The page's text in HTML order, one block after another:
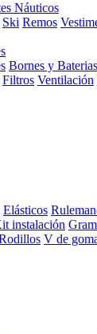
Náuticos
Ski Remos
Bornes y Baterias
Filtros Ventilación
Elásticos
instalación
V de